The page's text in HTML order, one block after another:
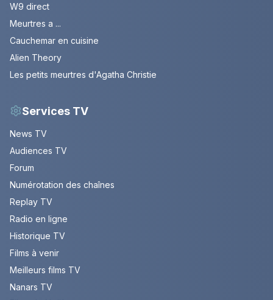
W9 direct
Meurtres a ...
Cauchemar en cuisine
Alien Theory
Les petits meurtres d'Agatha Christie
Services TV
News TV
Audiences TV
Forum
Numérotation des chaînes
Replay TV
Radio en ligne
Historique TV
Films à venir
Meilleurs films TV
Nanars TV